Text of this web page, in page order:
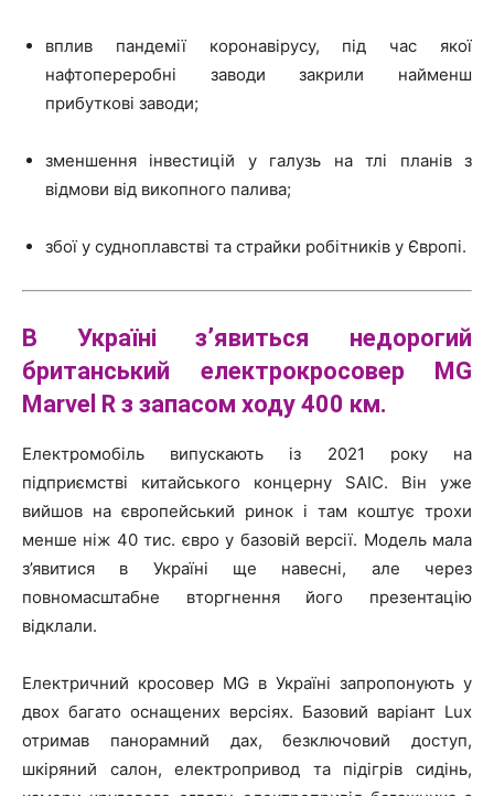
вплив пандемії коронавірусу, під час якої
нафтопереробні заводи закрили найменш
прибуткові заводи;
зменшення інвестицій у галузь на тлі планів з
відмови від викопного палива;
збої у судноплавстві та страйки робітників у Європі.
В Україні з’явиться недорогий
британський електрокросовер
MG
Marvel R з запасом ходу 400 км.
Електромобіль випускають із 2021 року на
підприємстві китайського концерну SAIC. Він уже
вийшов на європейський ринок і там коштує трохи
менше ніж 40 тис. євро у базовій версії. Модель мала
з’явитися в Україні ще навесні, але через
повномасштабне вторгнення його презентацію
відклали.
Електричний кросовер MG в Україні запропонують у
двох багато оснащених версіях. Базовий варіант Lux
отримав панорамний дах, безключовий доступ,
шкіряний салон, електропривод та підігрів сидінь,